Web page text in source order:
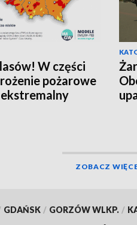
W części
pożarowe
ekstremalny
ZOBACZ
GDAŃSK / GORZÓW WLKP. /